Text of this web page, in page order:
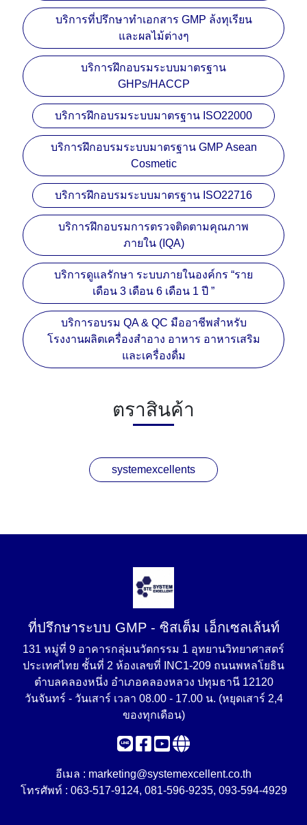
บริการที่ปรึกษาทำเอกสาร GMP ล้งทุเรียน
และผลไม้ต่างๆ
บริการฝึกอบรมระบบมาตรฐาน
GHPs/HACCP
บริการฝึกอบรมระบบมาตรฐาน ISO22000
บริการฝึกอบรมระบบมาตรฐาน GMP Asean
Cosmetic
บริการฝึกอบรมระบบมาตรฐาน ISO22716
บริการฝึกอบรมการตรวจติดตามคุณภาพ
ภายใน (IQA)
บริการดูแลรักษา ระบบภายในองค์กร “ราย
เดือน 3 เดือน 6 เดือน 1 ปี ”
บริการอบรม QA & QC มืออาชีพสำหรับ
โรงงานผลิตเครื่องสำอาง อาหาร อาหารเสริม
และเครื่องดื่ม
ตราสินค้า
systemexcellents
ที่ปรึกษาระบบ GMP - ซิสเต็ม เอ็กเซลเล้นท์
131 หมู่ที่ 9 อาคารกลุ่มนวัตกรรม 1 อุทยานวิทยาศาสตร์
ประเทศไทย ชั้นที่ 2 ห้องเลขที่ INC1-209 ถนนพหลโยธิน
ตำบลคลองหนึ่ง อำเภอคลองหลวง ปทุมธานี 12120
วันจันทร์ - วันเสาร์ เวลา 08.00 - 17.00 น. (หยุดเสาร์ 2,4
ของทุกเดือน)
อีเมล : marketing@systemexcellent.co.th
โทรศัพท์ : 063-517-9124, 081-596-9235, 093-594-4929